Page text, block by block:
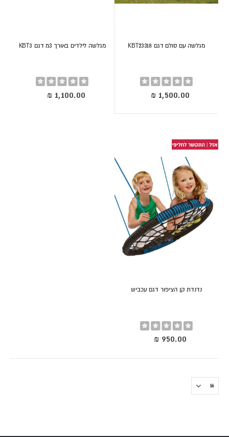
מגלשה עם סולם דגם KBT23318
Rating:
0%
מגלשה לילדים באורך 3מ דגם KBT3
Rating:
0%
נדנדת קן הציפור דגם עכביש
Rating: